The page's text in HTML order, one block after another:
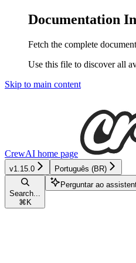
Documentation
Fetch the complete
Use this file to discover all
Skip to main content
CrewAI home page
v1.15.0 Português (BR)
Search...
⌘ K
Perguntar ao